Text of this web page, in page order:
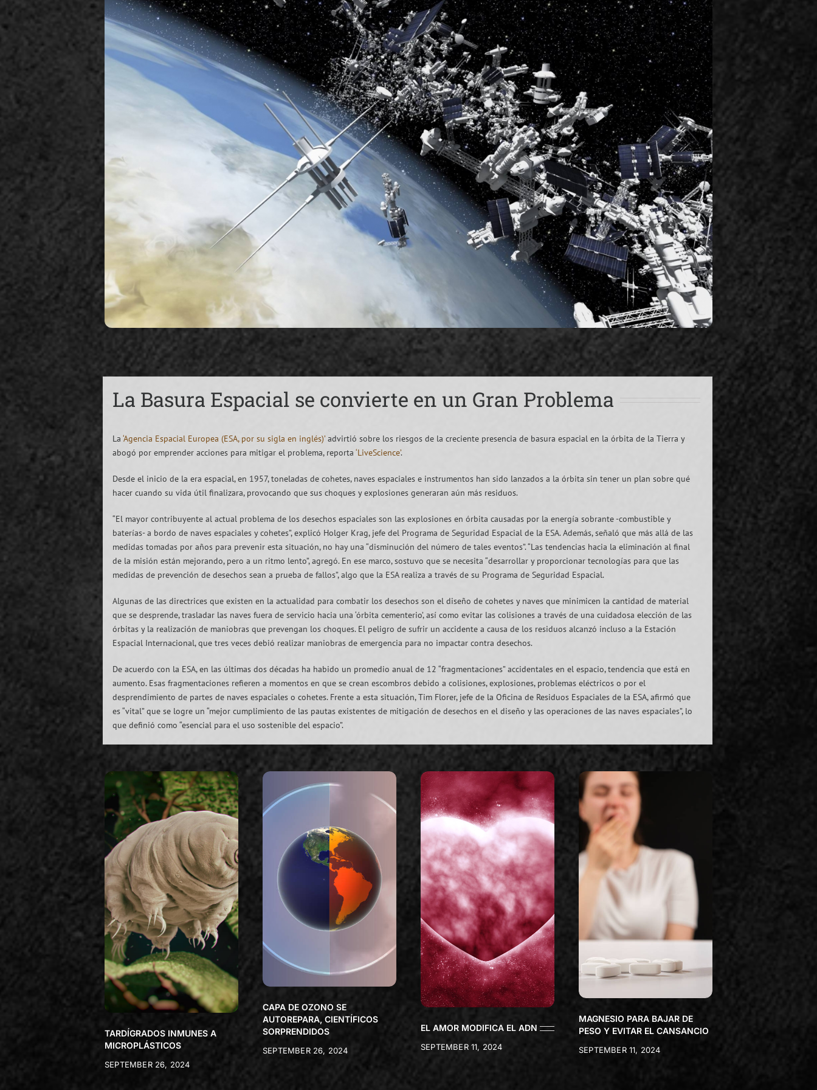
La Basura Espacial se convierte en un Gran Problema
La ‘Agencia Espacial Europea (ESA, por su sigla en inglés)’advirtió sobre los riesgos de la creciente presencia de basura espacial en la órbita de la Tierra y
abogó por emprender acciones para mitigar el problema, reporta ‘LiveScience’.
Desde el inicio de la era espacial, en 1957, toneladas de cohetes, naves espaciales e instrumentos han sido lanzados a la órbita sin tener un plan sobre qué
hacer cuando su vida útil finalizara, provocando que sus choques y explosiones generaran aún más residuos.
“El mayor contribuyente al actual problema de los desechos espaciales son las explosiones en órbita causadas por la energía sobrante -combustible y
baterías- a bordo de naves espaciales y cohetes”, explicó Holger Krag, jefe del Programa de Seguridad Espacial de la ESA. Además, señaló que más allá de las
medidas tomadas por años para prevenir esta situación, no hay una “disminución del número de tales eventos”. “Las tendencias hacia la eliminación al final
de la misión están mejorando, pero a un ritmo lento”, agregó. En ese marco, sostuvo que se necesita “desarrollar y proporcionar tecnologías para que las
medidas de prevención de desechos sean a prueba de fallos”, algo que la ESA realiza a través de su Programa de Seguridad Espacial.
Algunas de las directrices que existen en la actualidad para combatir los desechos son el diseño de cohetes y naves que minimicen la cantidad de material
que se desprende, trasladar las naves fuera de servicio hacia una ‘órbita cementerio’, así como evitar las colisiones a través de una cuidadosa elección de las
órbitas y la realización de maniobras que prevengan los choques. El peligro de sufrir un accidente a causa de los residuos alcanzó incluso a la Estación
Espacial Internacional, que tres veces debió realizar maniobras de emergencia para no impactar contra desechos.
De acuerdo con la ESA, en las últimas dos décadas ha habido un promedio anual de 12 “fragmentaciones” accidentales en el espacio, tendencia que está en
aumento. Esas fragmentaciones refieren a momentos en que se crean escombros debido a colisiones, explosiones, problemas eléctricos o por el
desprendimiento de partes de naves espaciales o cohetes. Frente a esta situación, Tim Florer, jefe de la Oficina de Residuos Espaciales de la ESA, afirmó que
es “vital” que se logre un “mejor cumplimiento de las pautas existentes de mitigación de desechos en el diseño y las operaciones de las naves espaciales”, lo
que definió como “esencial para el uso sostenible del espacio”.
TARDÍGRADOS INMUNES A
MICROPLÁSTICOS
SEPTEMBER 26, 2024
CAPA DE OZONO SE
AUTOREPARA, CIENTÍFICOS
SORPRENDIDOS
SEPTEMBER 26, 2024
EL AMOR MODIFICA EL ADN
SEPTEMBER 11, 2024
MAGNESIO PARA BAJAR DE
PESO Y EVITAR EL CANSANCIO
SEPTEMBER 11, 2024